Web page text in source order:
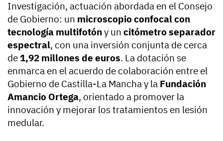
Investigación, actuación abordada en el Consejo
de Gobierno: un microscopio confocal con
tecnología multifotóny un citómetro separador
espectral, con una inversión conjunta de cerca
de 1,92 millones de euros. La dotación se
enmarca en el acuerdo de colaboración entre el
Gobierno de Castilla-La Mancha y la Fundación
Amancio Ortega, orientado a promover la
innovación y mejorar los tratamientos en lesión
medular.